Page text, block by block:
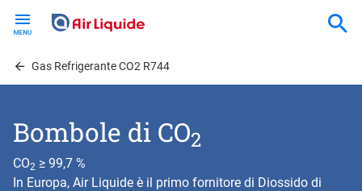
contentGas Refrigerante CO2 R744
Bombole di CO2
CO2 ≥ 99,7 %
In Europa, Air Liquide è il primo fornitore di Diossido di